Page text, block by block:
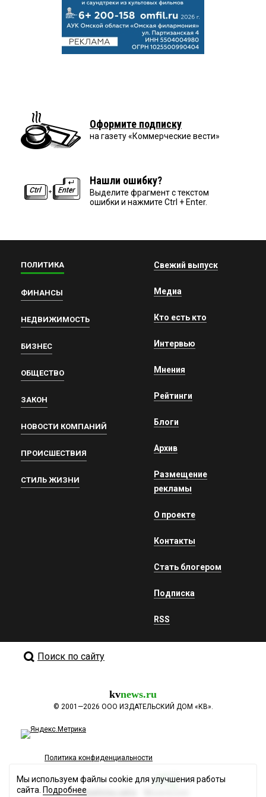
Оформите подписку
на газету «Коммерческие вести»
Нашли ошибку?
Выделите фрагмент с текстом
ошибки и нажмите Ctrl + Enter.
ПОЛИТИКА
ФИНАНСЫ
НЕДВИЖИМОСТЬ
БИЗНЕС
ОБЩЕСТВО
ЗАКОН
НОВОСТИ КОМПАНИЙ
ПРОИСШЕСТВИЯ
СТИЛЬ ЖИЗНИ
Свежий выпуск
Медиа
Кто есть кто
Интервью
Мнения
Рейтинги
Блоги
Архив
Размещение
рекламы
О проекте
Контакты
Стать блогером
Подписка
RSS
Поиск по сайту
kvnews.ru
© 2001—2026 ООО ИЗДАТЕЛЬСКИЙ ДОМ «КВ».
Политика конфиденциальности
Разработка сайта
Мы используем файлы cookie для улучшения работы
сайта. Подробнее